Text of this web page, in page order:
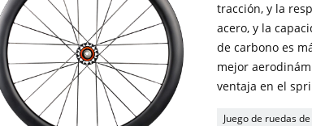
tracción, y la
acero, y la
de carbono es
mejor
ventaja en el
Juego de ruedas